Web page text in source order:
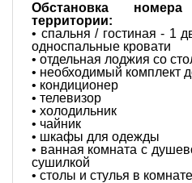
Обстановка
территории:
• спальня / гостиная - 1
односпальные кровати
• отдельная лоджия со
• необходимый комплект
• кондиционер
• телевизор
• холодильник
• чайник
• шкафы для одежды
• ванная комната с
сушилкой
• столы и стулья в